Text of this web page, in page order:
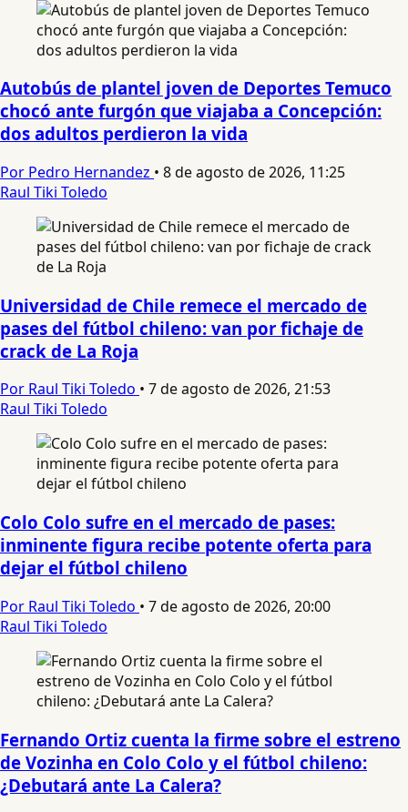
Autobús de plantel joven de Deportes Temuco
chocó ante furgón que viajaba a Concepción:
dos adultos perdieron la vida
Por Pedro Hernandez • 8 de agosto de 2026, 11:25
Raul Tiki Toledo
Universidad de Chile remece el mercado de
pases del fútbol chileno: van por fichaje de
crack de La Roja
Por Raul Tiki Toledo • 7 de agosto de 2026, 21:53
Raul Tiki Toledo
Colo Colo sufre en el mercado de pases:
inminente figura recibe potente oferta para
dejar el fútbol chileno
Por Raul Tiki Toledo • 7 de agosto de 2026, 20:00
Raul Tiki Toledo
Fernando Ortiz cuenta la firme sobre el estreno
de Vozinha en Colo Colo y el fútbol chileno:
¿Debutará ante La Calera?